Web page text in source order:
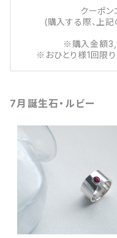
クーポ
(購入する際、上記
※購入金額
※おひとり様1回限り
7月誕生石・ルビー